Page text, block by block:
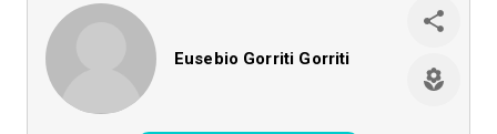
Eusebio Gorriti Gorriti